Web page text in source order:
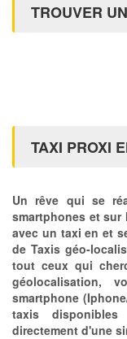
TROUVER
TAXI PROXI
Un rêve qui se
smartphones et sur
avec un taxi en et
de Taxis géo-
tout ceux qui
géolocalisation,
smartphone
taxis
directement d'une